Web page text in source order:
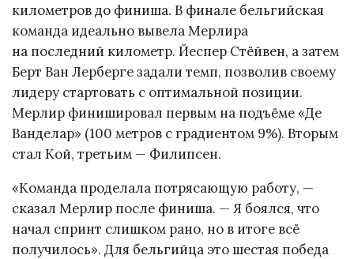
километров до финиша. В финале бельгийская
команда идеально вывела Мерлира
на последний километр. Йеспер Стёйвен, а затем
Берт Ван Лерберге задали темп, позволив своему
лидеру стартовать с оптимальной позиции.
Мерлир финишировал первым на подъёме «Де
Ванделар» (100 метров с градиентом 9%). Вторым
стал Кой, третьим — Филипсен.
«Команда проделала потрясающую работу, —
сказал Мерлир после финиша. — Я боялся, что
начал спринт слишком рано, но в итоге всё
получилось». Для бельгийца это шестая победа